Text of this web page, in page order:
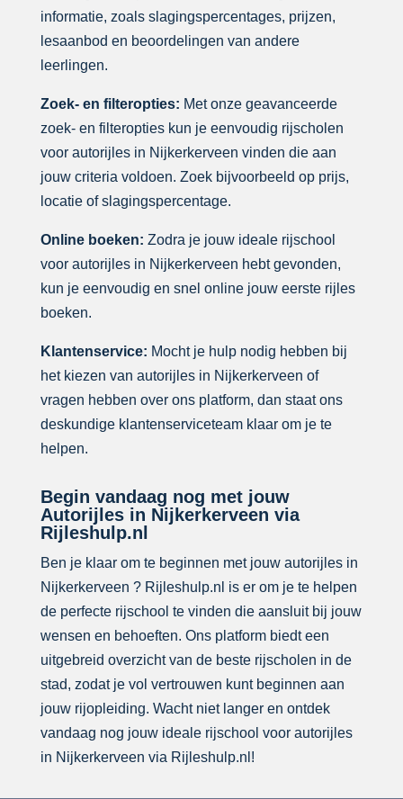
informatie, zoals slagingspercentages, prijzen,
lesaanbod en beoordelingen van andere
leerlingen.
Zoek- en filteropties: Met onze geavanceerde
zoek- en filteropties kun je eenvoudig rijscholen
voor autorijles in Nijkerkerveen vinden die aan
jouw criteria voldoen. Zoek bijvoorbeeld op prijs,
locatie of slagingspercentage.
Online boeken: Zodra je jouw ideale rijschool
voor autorijles in Nijkerkerveen hebt gevonden,
kun je eenvoudig en snel online jouw eerste rijles
boeken.
Klantenservice: Mocht je hulp nodig hebben bij
het kiezen van autorijles in Nijkerkerveen of
vragen hebben over ons platform, dan staat ons
deskundige klantenserviceteam klaar om je te
helpen.
Begin vandaag nog met jouw
Autorijles in Nijkerkerveen via
Rijleshulp.nl
Ben je klaar om te beginnen met jouw autorijles in
Nijkerkerveen ? Rijleshulp.nl is er om je te helpen
de perfecte rijschool te vinden die aansluit bij jouw
wensen en behoeften. Ons platform biedt een
uitgebreid overzicht van de beste rijscholen in de
stad, zodat je vol vertrouwen kunt beginnen aan
jouw rijopleiding. Wacht niet langer en ontdek
vandaag nog jouw ideale rijschool voor autorijles
in Nijkerkerveen via Rijleshulp.nl!